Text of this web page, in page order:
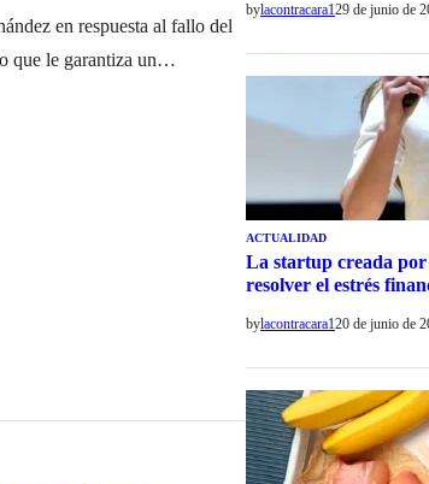
en respuesta al fallo del
que le garantiza un
bylacontracara129 de junio de
ACTUALIDAD
La startup creada por
resolver el estrés
bylacontracara120 de junio de